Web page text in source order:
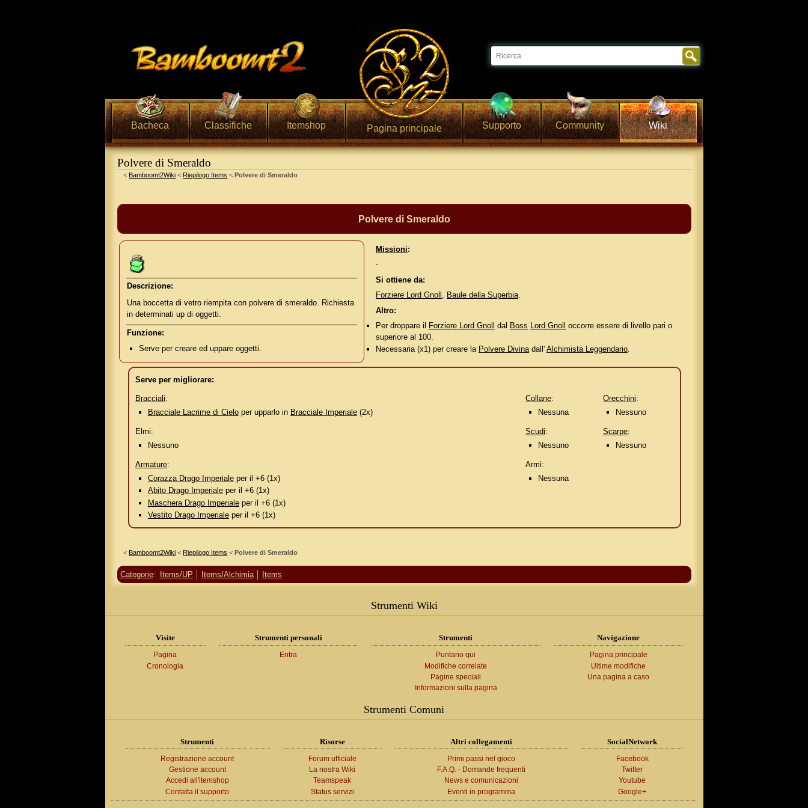
Bacheca Classifiche Itemshop Pagina principale Supporto Community Wiki
Polvere di Smeraldo
Vai a:navigazione,ricerca
< Bamboomt2Wiki < Riepilogo Items <Polvere di Smeraldo
Polvere di Smeraldo
Descrizione:
Una boccetta di vetro riempita con polvere di smeraldo. Richiesta
in determinati up di oggetti.
Funzione:
Serve per creare ed uppare oggetti.
Missioni:
-
Si ottiene da:
Forziere Lord Gnoll , Baule della Superbia.
Altro:
Per droppare il
Forziere Lord Gnoll dal Boss Lord Gnoll
occorre essere di livello pari o
superiore al 100.
Necessaria (x1) per creare la Polvere Divinadall' Alchimista Leggendario.
Serve per migliorare:
Bracciali:
Bracciale Lacrime di Cieloper upparlo in Bracciale Imperiale(2x)
Collane:
Nessuna
Orecchini:
Nessuno
Elmi:
Nessuno
Scudi:
Nessuno
Scarpe:
Nessuno
Armature:
Corazza Drago Imperialeper il +6 (1x)
Abito Drago Imperialeper il +6 (1x)
Maschera Drago Imperialeper il +6 (1x)
Vestito Drago Imperialeper il +6 (1x)
Armi:
Nessuna
< Bamboomt2Wiki < Riepilogo Items <Polvere di Smeraldo
Categorie: Items/UP Items/Alchimia Items
Strumenti Wiki
Visite
Pagina
Cronologia
Strumenti personali
Entra
Strumenti
Puntano qui
Modifiche correlate
Pagine speciali
Informazioni sulla pagina
Navigazione
Pagina principale
Ultime modifiche
Una pagina a caso
Strumenti Comuni
Strumenti
Registrazione account
Gestione account
Accedi all'itemshop
Contatta il supporto
Risorse
Forum ufficiale
La nostra Wiki
Teamspeak
Status servizi
Altri collegamenti
Primi passi nel gioco
F.A.Q. - Domande frequenti
News e comunicazioni
Eventi in programma
SocialNetwork
Facebook
Twitter
Youtube
Google+